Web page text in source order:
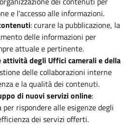
e l'accesso alle informazioni.
: curare la pubblicazione, la
delle informazioni per
attuale e pertinente.
degli Uffici camerali e della
delle collaborazioni interne
e la qualità dei contenuti.
di nuovi servizi online:
rispondere alle esigenze degli
dei servizi offerti.